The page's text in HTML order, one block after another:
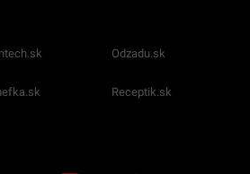
Odzadu.sk
Receptik.sk